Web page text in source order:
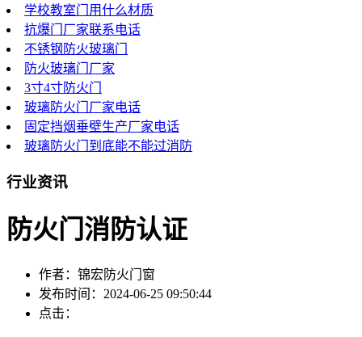
学校教室门用什么材质
抗爆门厂家联系电话
不锈钢防火玻璃门
防火玻璃门厂家
3寸4寸防火门
玻璃防火门厂家电话
固定挡烟垂壁生产厂家电话
玻璃防火门到底能不能过消防
行业资讯
防火门消防认证
作者：锦宏防火门窗
发布时间：2024-06-25 09:50:44
点击：